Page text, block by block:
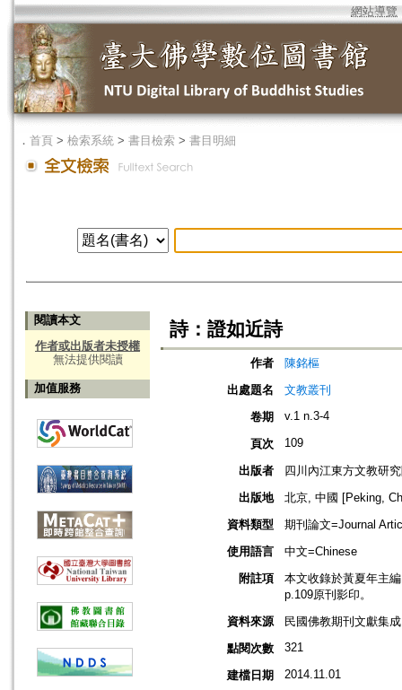
網站導覽
． 首頁 > 檢索系統 > 書目檢索 > 書目明細
閱讀本文
作者或出版者未授權
無法提供閱讀
加值服務
詩：證如近詩
作者
陳銘樞
出處題名
文教叢刊
卷期
v.1 n.3-4
頁次 109
出版者
四川內江東方文教研
出版地
北京, 中國 [Peking,
資料類型
期刊論文=Journal
使用語言
中文=Chinese
附註項
本文收錄於黃夏年主
p.109原刊影印。
資料來源
民國佛教期刊文獻集
點閱次數
321
建檔日期 2014.11.01